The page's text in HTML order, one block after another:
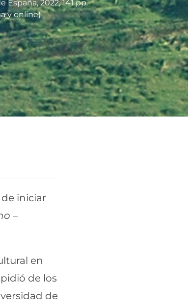
España, 2022, 141 pp.
y online)
iniciar
–
en
de los
de